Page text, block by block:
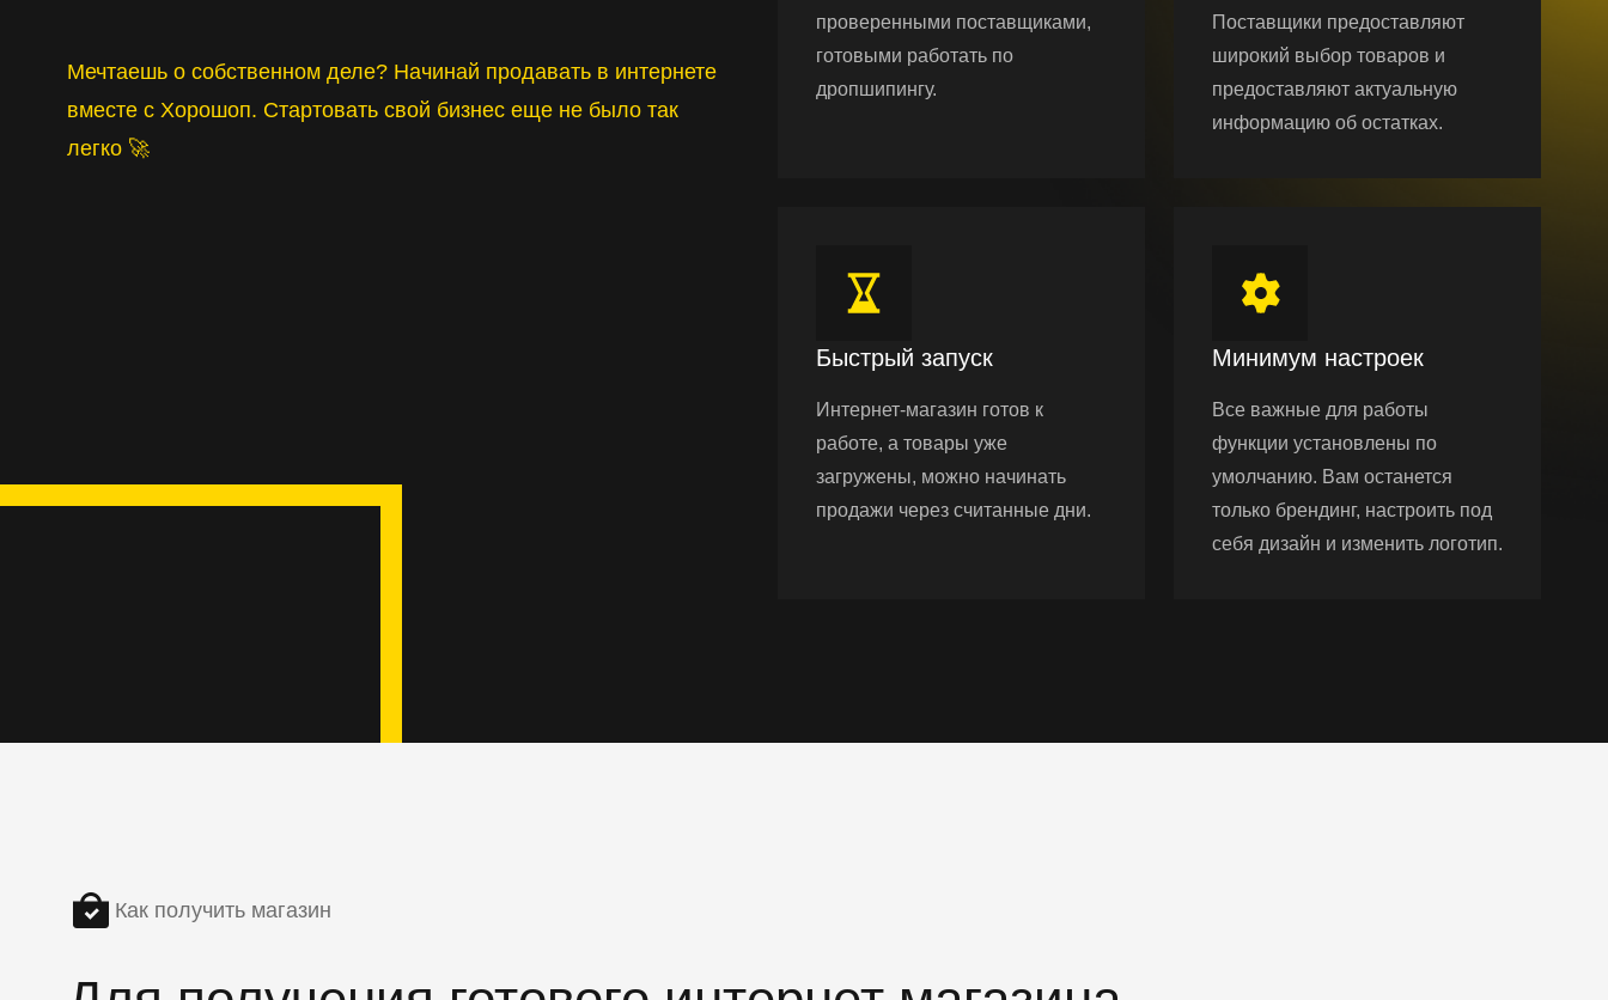
Мечтаешь о собственном деле? Начинай продавать в интернете
вместе с Хорошоп. Стартовать свой бизнес еще не было так
легко 🚀
проверенными поставщиками,
готовыми работать по
дропшипингу.
Поставщики предоставляют
широкий выбор товаров и
предоставляют актуальную
информацию об остатках.
Быстрый запуск
Интернет-магазин готов к
работе, а товары уже
загружены, можно начинать
продажи через считанные дни.
Минимум настроек
Все важные для работы
функции установлены по
умолчанию. Вам останется
только брендинг, настроить под
себя дизайн и изменить логотип.
Как получить магазин